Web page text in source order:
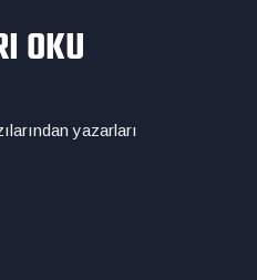
yazarları